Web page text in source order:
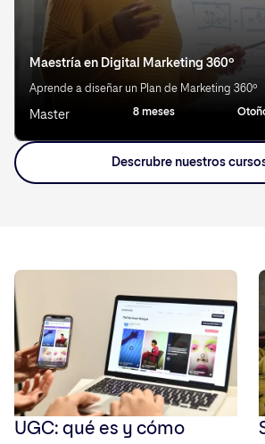
Maestría en Digital Marketing 360º
Aprende a diseñar un Plan de Marketing 360º
Master 8 meses
Descrubre nuestros
UGC: qué es y cómo